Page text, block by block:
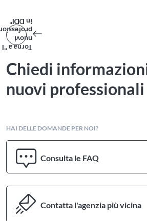
Torna a "I
nuovi
in DDI"
Chiedi
nuovi
HAI DELLE DOMANDE PER NOI?
Consulta le FAQ
Contatta l'agenzia più vicina